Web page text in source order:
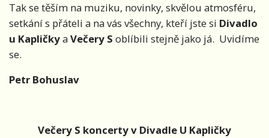
Tak se těším na muziku, novinky, skvělou atmosféru,
setkání s přáteli a na vás všechny, kteří jste si Divadlo
u KapličkyaVečery S oblíbili stejně jako já. Uvidíme
se.
Petr Bohuslav
Večery S koncerty v Divadle U Kapličky